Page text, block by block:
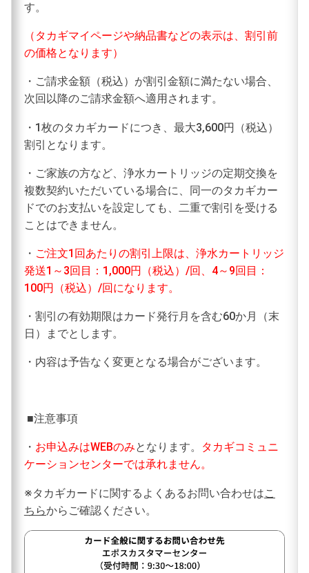
す。
（タカギマイページや納品書などの表示は、割引前
の価格となります）
・ご請求金額（税込）が割引金額に満たない場合、
次回以降のご請求金額へ適用されます。
・1枚のタカギカードにつき、最大3,600円（税込）
割引となります。
・ご家族の方など、浄水カートリッジの定期交換を
複数契約いただいている場合に、同一のタカギカー
ドでのお支払いを設定しても、二重で割引を受ける
ことはできません。
・ ご注文1回あたりの割引上限は、浄水カートリッジ
発送1～3回目：1,000円（税込）/回、4～9回目：
100円（税込）/回になります。
・割引の有効期限はカード発行月を含む60か月（末
日）までとします。
・内容は予告なく変更となる場合がございます。
■注意事項
・ お申込みはWEBのみとなります。
タカギコミュニ
ケーションセンターでは承れません。
※タカギカードに関するよくあるお問い合わせはこ
ちらからご確認ください。